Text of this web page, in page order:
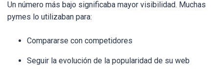
Un número más bajo significaba mayor visibilidad. Muchas
pymes lo utilizaban para:
Compararse con competidores
Seguir la evolución de la popularidad de su web